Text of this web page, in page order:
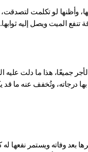
الميت ويصل إليه ثوابها.